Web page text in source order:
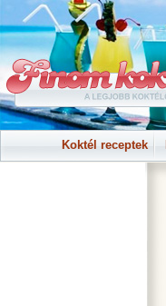
Koktél receptek